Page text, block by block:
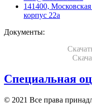
141400,
корпус 22а
Документы:
Специальная
© 2021 Все права